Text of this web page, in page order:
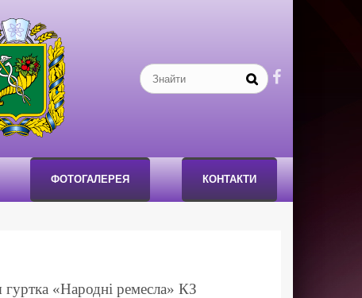

ФОТОГАЛЕРЕЯ КОНТАКТИ
«Народні ремесла» КЗ